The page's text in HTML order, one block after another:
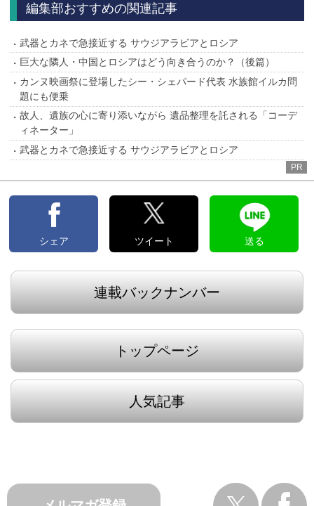
編集部おすすめの関連記事
武器とカネで急接近する サウジアラビアとロシア
巨大な隣人・中国とロシアはどう向き合うのか？（後篇）
カンヌ映画祭に登場したシー・シェパード代表 水族館イルカ問
題にも便乗
故人、遺族の心に寄り添いながら 遺品整理を託される「コーデ
ィネーター」
武器とカネで急接近する サウジアラビアとロシア
PR
シェア ツイート 送る
連載バックナンバー
トップページ
人気記事